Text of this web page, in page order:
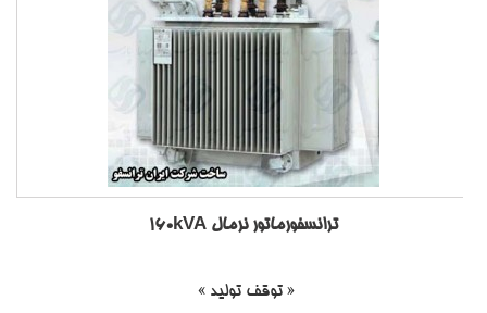
ترانسفورماتور نرمال 160kVA
« توقف تولید »